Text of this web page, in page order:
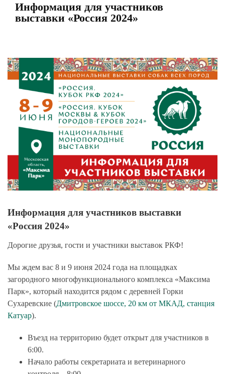
Информация для участников
выставки «Россия 2024»
View
Larger
Image
Информация для участников выставки
«Россия 2024»
Дорогие друзья, гости и участники выставок РКФ!
Мы ждем вас 8 и 9 июня 2024 года на площадках
загородного многофункционального комплекса «Максима
Парк», который находится рядом с деревней Горки
Сухаревские (Дмитровское шоссе, 20 км от МКАД, станция
Катуар).
Въезд на территорию будет открыт для участников в
6:00.
Начало работы секретариата и ветеринарного